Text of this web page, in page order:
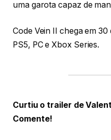
uma garota capaz de
Code Vein II chega em
PS5, PC e Xbox Series.
Curtiu o trailer de
Comente!